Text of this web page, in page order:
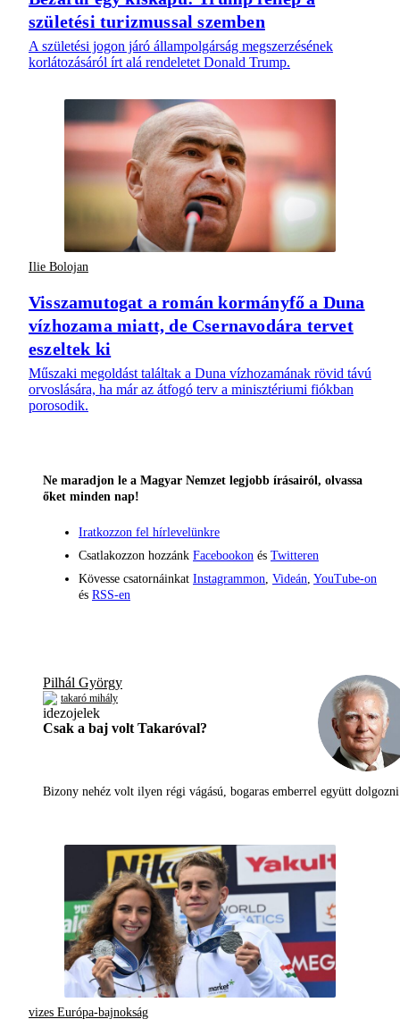
születési turizmussal szemben
A születési jogon járó állampolgárság megszerzésének
korlátozásáról írt alá rendeletet Donald Trump.
Ilie Bolojan
Visszamutogat a román kormányfő a Duna
vízhozama miatt, de Csernavodára tervet
eszeltek ki
Műszaki megoldást találtak a Duna vízhozamának rövid távú
orvoslására, ha már az átfogó terv a minisztériumi fiókban
porosodik.
Ne maradjon le a Magyar Nemzet legjobb írásairól, olvassa
őket minden nap!
Iratkozzon fel hírlevelünkre
Csatlakozzon hozzánk Facebookon és Twitteren
Kövesse csatornáinkat Instagrammon Videán YouTube-on
és RSS-en
Pilhál György
takaró mihály
Csak a baj volt Takaróval?
Bizony nehéz volt ilyen régi vágású, bogaras emberrel együtt
vizes Európa-bajnokság